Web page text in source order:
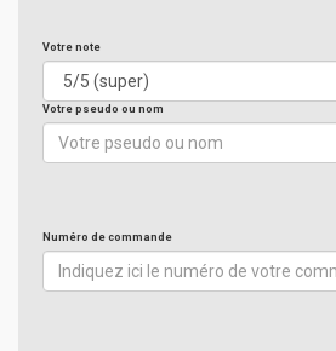
Votre note
Votre pseudo ou nom
Numéro de commande